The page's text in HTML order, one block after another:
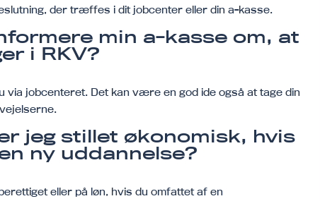
der træffes i dit jobcenter eller din a-kasse.
min a-kasse om, at
i RKV?
via jobcenteret. Det kan være en god ide også at tage din
jeg stillet økonomisk, hvis
ny uddannelse?
eller på løn, hvis du omfattet af en